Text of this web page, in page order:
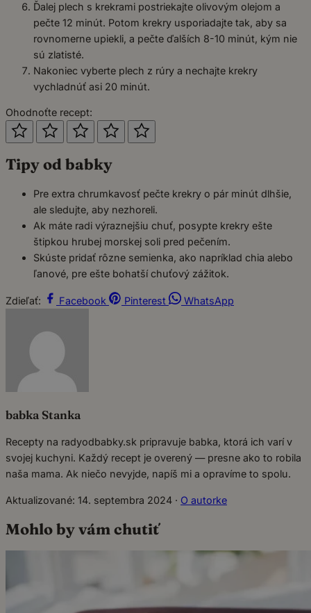
Ďalej plech s krekrami postriekajte olivovým olejom a
pečte 12 minút. Potom krekry usporiadajte tak, aby sa
rovnomerne upiekli, a pečte ďalších 8-10 minút, kým nie
sú zlatisté.
Nakoniec vyberte plech z rúry a nechajte krekry
vychladnúť asi 20 minút.
Ohodnoťte recept:
Tipy od babky
Pre extra chrumkavosť pečte krekry o pár minút dlhšie,
ale sledujte, aby nezhoreli.
Ak máte radi výraznejšiu chuť, posypte krekry ešte
štipkou hrubej morskej soli pred pečením.
Skúste pridať rôzne semienka, ako napríklad chia alebo
ľanové, pre ešte bohatší chuťový zážitok.
Zdieľať: Facebook Pinterest WhatsApp
babka Stanka
Recepty na radyodbabky.sk pripravuje babka, ktorá ich varí v
svojej kuchyni. Každý recept je overený — presne ako to robila
naša mama. Ak niečo nevyjde, napíš mi a opravíme to spolu.
Aktualizované: 14. septembra 2024 · O autorke
Mohlo by vám chutiť